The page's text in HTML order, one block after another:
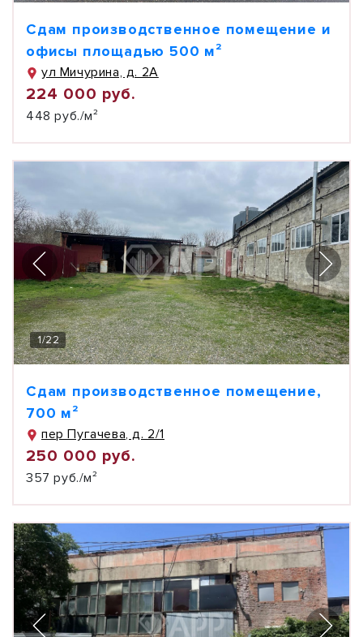
Сдам производственное помещение и
офисы площадью 500 м²
ул Мичурина, д. 2А
224 000 руб.
448 руб./м²
1/22
Сдам производственное помещение,
700 м²
пер Пугачева, д. 2/1
250 000 руб.
357 руб./м²